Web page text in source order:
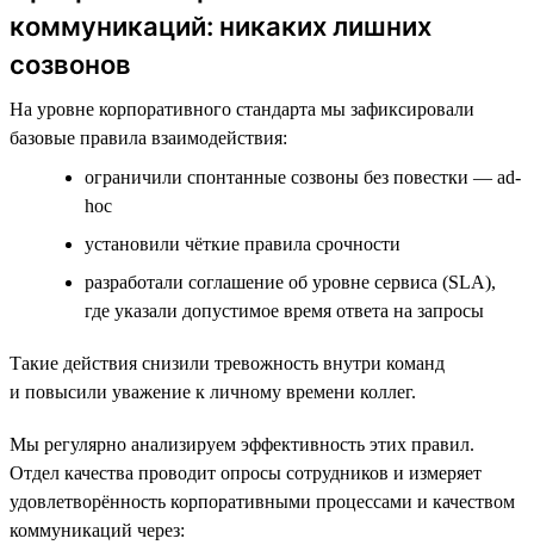
коммуникаций: никаких лишних
созвонов
На уровне корпоративного стандарта мы зафиксировали
базовые правила взаимодействия:
ограничили спонтанные созвоны без повестки — ad-
hoc
установили чёткие правила срочности
разработали соглашение об уровне сервиса (SLA),
где указали допустимое время ответа на запросы
Такие действия снизили тревожность внутри команд
и повысили уважение к личному времени коллег.
Мы регулярно анализируем эффективность этих правил.
Отдел качества проводит опросы сотрудников и измеряет
удовлетворённость корпоративными процессами и качеством
коммуникаций через: